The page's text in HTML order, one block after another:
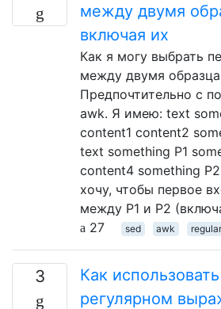
между двумя
включая их
Как я могу выбрать
между двумя
Предпочтительно с
awk. Я имею: text
content1 content2
text something P1
content4 something
хочу, чтобы первое
между P1 и P2
27
sed awk
3
Как
регулярном